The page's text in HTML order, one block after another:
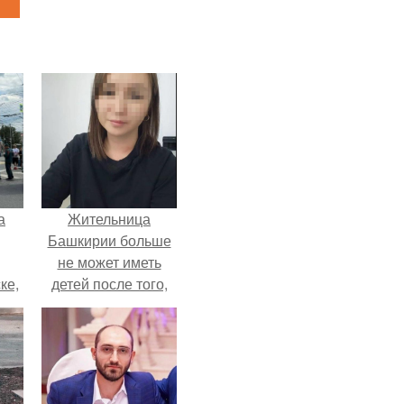
Жительница
Башкирии больше
не может иметь
детей после того,
как медики сделали
ей аборт на шестом
месяце
беременности и
оставили в матке